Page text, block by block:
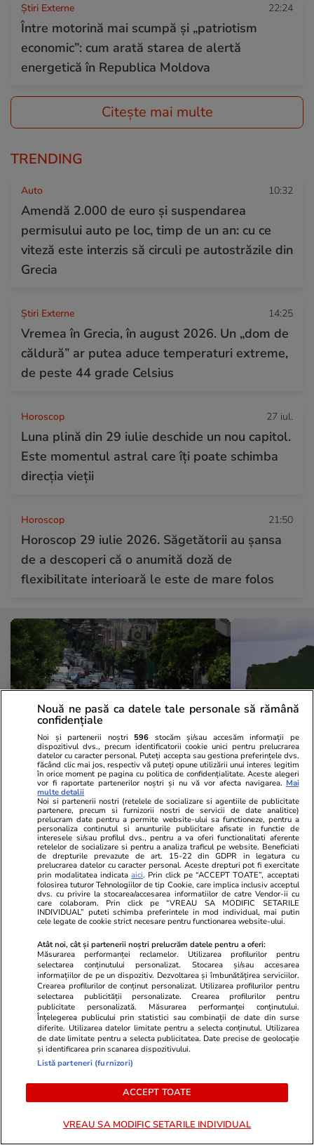
Știri Externe 22:24
Între motorină mai scumpă și „patriotism
economic”: cum arată starea de alertă
energetică în Republica Moldova
Citește mai multe
TRENDING
Auto 10:32
Amendă 2.000 de euro și suspendarea
permisului auto pe loc, timp de un an: cu ce
viteză este interzis să circuli pe autostrăzile din
Grecia
Știri Externe 14:25
Vremea în Grecia, în august 2026. Un „dom de
căldură” ar putea aduce temperaturi extreme,
de peste 44 grade Celsius
Horoscop 27 iul.
Luna plină din 29 iulie deschide un nou capitol.
Este momentul astral care îți poate schimba
direcția vieții
Horoscop 21:50
Horoscop 29 iulie 2026. Săgetătorii au șansa
de a descoperi că o anumită doză de
flexibilitate interioară le este de mare folos
Lifestyle 20:35
Amendă de 350 de euro pentru
șoferii care lasă mașina pornită ca
să-și cumpere cafea sau gustări,
în Grecia
Vacanțe și
Unde se
din lume și
la ea: nu
electricitate
Ploaia de meteori Delta
Aquaride 2026: când o poți
vedea cel mai bine
De ce miroase urât când
Nouă ne pasă ca datele tale personale să rămână
confidențiale
Noi și partenerii noștri 596 stocăm și/sau accesăm informații pe
dispozitivul dvs., precum identificatorii cookie unici pentru prelucrarea
datelor cu caracter personal. Puteți accepta sau gestiona preferințele dvs.
făcând clic mai jos, respectiv vă puteți opune utilizării unui interes legitim
în orice moment pe pagina cu politica de confidențialitate. Aceste alegeri
vor fi raportate partenerilor noștri și nu vă vor afecta navigarea. Mai
multe detalii
Noi si partenerii nostri (retelele de socializare si agentiile de publicitate
partenere, precum si furnizorii nostri de servicii de date analitice)
prelucram date pentru a permite website-ului sa functioneze, pentru a
personaliza continutul si anunturile publicitare afisate in functie de
interesele si/sau profilul dvs., pentru a va oferi functionalitati aferente
retelelor de socializare si pentru a analiza traficul pe website. Beneficiati
de drepturile prevazute de art. 15-22 din GDPR in legatura cu
prelucrarea datelor cu caracter personal. Aceste drepturi pot fi exercitate
prin modalitatea indicataaici. Prin click pe “ACCEPT TOATE”, acceptati
folosirea tuturor Tehnologiilor de tip Cookie, care implica inclusiv acceptul
dvs. cu privire la stocarea/accesarea informatiilor de catre Vendor-ii cu
care colaboram. Prin click pe “VREAU SA MODIFIC SETARILE
INDIVIDUAL” puteti schimba preferintele in mod individual, mai putin
cele legate de cookie strict necesare pentru functionarea website-ului.
Atât noi, cât și partenerii noștri prelucrăm datele pentru a oferi:
Măsurarea performanței reclamelor. Utilizarea profilurilor pentru
selectarea conținutului personalizat. Stocarea și/sau accesarea
informațiilor de pe un dispozitiv. Dezvoltarea și îmbunătățirea serviciilor.
Crearea profilurilor de conținut personalizat. Utilizarea profilurilor pentru
selectarea publicității personalizate. Crearea profilurilor pentru
publicitate personalizată. Măsurarea performanței conținutului.
Înțelegerea publicului prin statistici sau combinații de date din surse
diferite. Utilizarea datelor limitate pentru a selecta conținutul. Utilizarea
de date limitate pentru a selecta publicitatea. Date precise de geolocație
și identificarea prin scanarea dispozitivului.
Listă parteneri (furnizori)
ACCEPT TOATE
VREAU SA MODIFIC SETARILE INDIVIDUAL